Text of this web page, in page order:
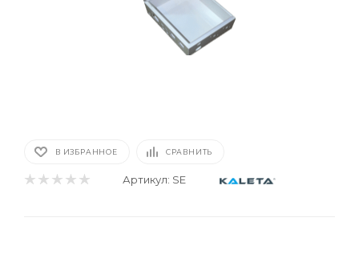
В ИЗБРАННОЕ СРАВНИТЬ
Артикул: SE